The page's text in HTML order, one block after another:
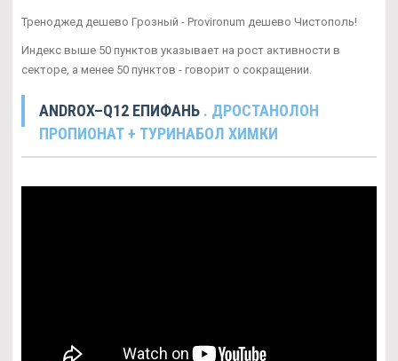
Треноджед дешево Грозный - Provironum дешево Чистополь!
Индекс выше 50 пунктов указывает на рост активности в
секторе, а менее 50 пунктов - говорит о сокращении.
ANDROX–Q12 ЕПИФАНЬ . ДРОСТАНОЛОН
ПРОПИОНАТ + ТУРИНАБОЛ ХИМКИ